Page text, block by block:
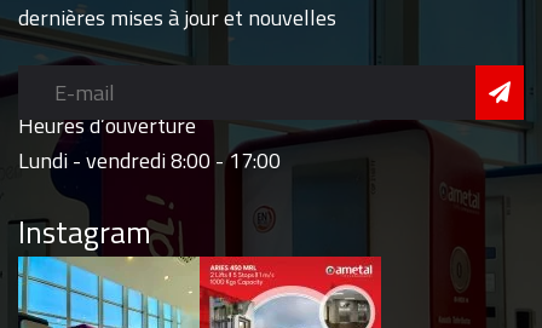
dernières mises à jour et nouvelles
Heures d’ouverture
Lundi - vendredi 8:00 - 17:00
Instagram